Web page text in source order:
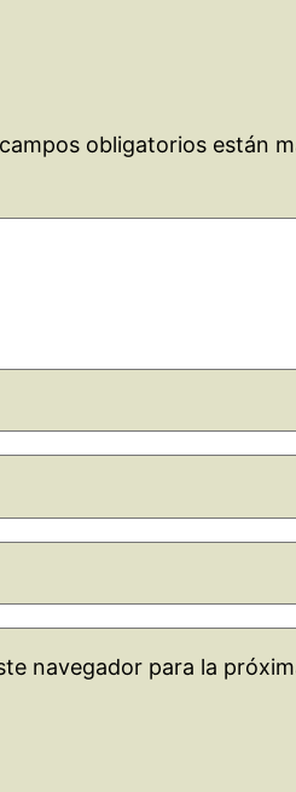
obligatorios están
navegador para la